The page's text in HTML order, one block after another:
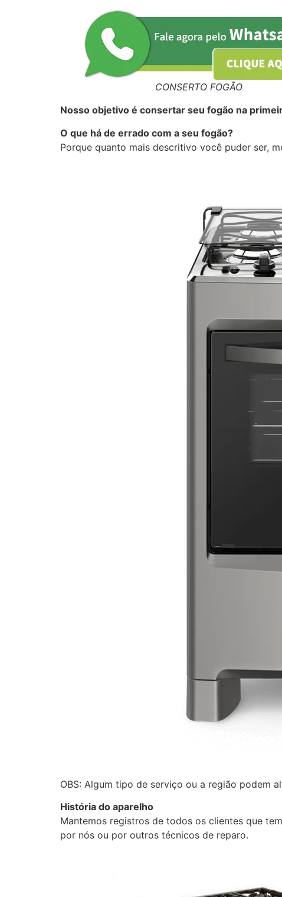
CONSERTO FOGÃO
Nosso objetivo é consertar seu fogão na
O que há de errado com a seu fogão?
Porque quanto mais descritivo você puder ser,
OBS: Algum tipo de serviço ou a região podem
História do aparelho
Mantemos registros de todos os clientes que
por nós ou por outros técnicos de reparo.